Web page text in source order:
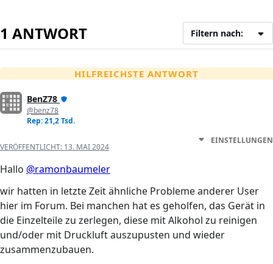
1 ANTWORT Filtern nach:
HILFREICHSTE ANTWORT
BenZ78
@benz78
Rep: 21,2 Tsd.
VERÖFFENTLICHT: 13. MAI 2024
EINSTELLUNGEN
Hallo @ramonbaumeler
wir hatten in letzte Zeit ähnliche Probleme anderer User
hier im Forum. Bei manchen hat es geholfen, das Gerät in
die Einzelteile zu zerlegen, diese mit Alkohol zu reinigen
und/oder mit Druckluft auszupusten und wieder
zusammenzubauen.